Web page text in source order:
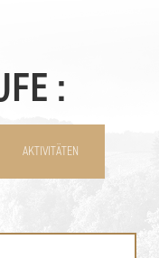
:
AKTIVITÄTEN